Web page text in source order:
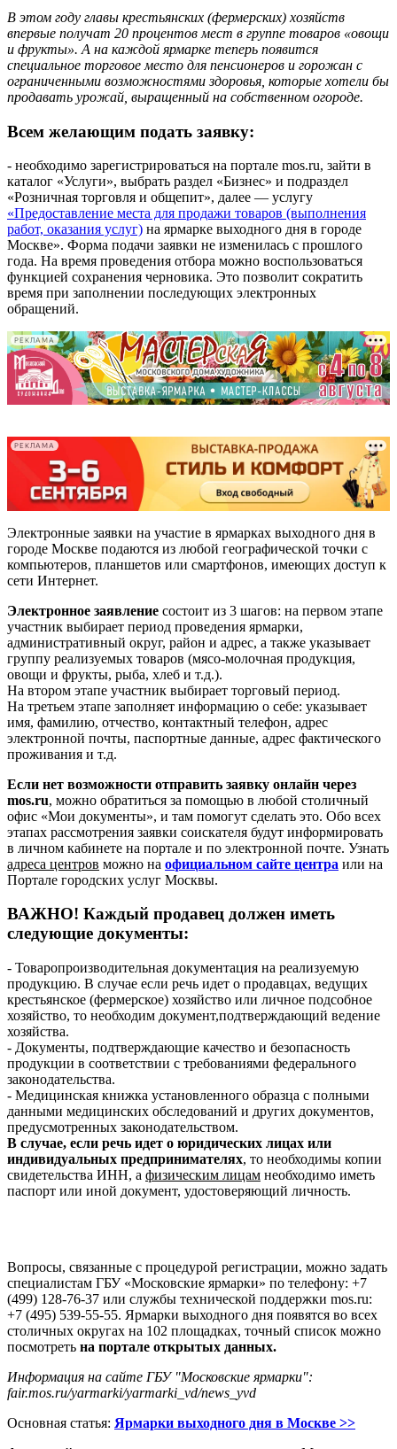
В этом году главы крестьянских (фермерских) хозяйств
впервые получат 20 процентов мест в группе товаров «овощи
и фрукты». А на каждой ярмарке теперь появится
специальное торговое место для пенсионеров и горожан с
ограниченными возможностями здоровья, которые хотели бы
продавать урожай, выращенный на собственном огороде.
Всем желающим подать заявку:
- необходимо зарегистрироваться на портале mos.ru, зайти в
каталог «Услуги», выбрать раздел «Бизнес» и подраздел
«Розничная торговля и общепит», далее — услугу
«Предоставление места для продажи товаров (выполнения
работ, оказания услуг) на ярмарке выходного дня в городе
Москве». Форма подачи заявки не изменилась с прошлого
года. На время проведения отбора можно воспользоваться
функцией сохранения черновика. Это позволит сократить
время при заполнении последующих электронных
обращений.
РЕКЛАМА
РЕКЛАМА
Электронные заявки на участие в ярмарках выходного дня в
городе Москве подаются из любой географической точки с
компьютеров, планшетов или смартфонов, имеющих доступ к
сети Интернет.
Электронное заявление состоит из 3 шагов: на первом этапе
участник выбирает период проведения ярмарки,
административный округ, район и адрес, а также указывает
группу реализуемых товаров (мясо-молочная продукция,
овощи и фрукты, рыба, хлеб и т.д.).
На втором этапе участник выбирает торговый период.
На третьем этапе заполняет информацию о себе: указывает
имя, фамилию, отчество, контактный телефон, адрес
электронной почты, паспортные данные, адрес фактического
проживания и т.д.
Если нет возможности отправить заявку онлайн через
mos.ru, можно обратиться за помощью в любой столичный
офис «Мои документы», и там помогут сделать это. Обо всех
этапах рассмотрения заявки соискателя будут информировать
в личном кабинете на портале и по электронной почте. Узнать
адреса центров можно на официальном сайте центра или на
Портале городских услуг Москвы.
ВАЖНО! Каждый продавец должен иметь
следующие документы:
- Товаропроизводительная документация на реализуемую
продукцию. В случае если речь идет о продавцах, ведущих
крестьянское (фермерское) хозяйство или личное подсобное
хозяйство, то необходим документ,подтверждающий ведение
хозяйства.
- Документы, подтверждающие качество и безопасность
продукции в соответствии с требованиями федерального
законодательства.
- Медицинская книжка установленного образца с полными
данными медицинских обследований и других документов,
предусмотренных законодательством.
В случае, если речь идет о юридических лицах или
индивидуальных предпринимателях, то необходимы копии
свидетельства ИНН, а физическим лицам необходимо иметь
паспорт или иной документ, удостоверяющий личность.
Вопросы, связанные с процедурой регистрации, можно задать
специалистам ГБУ «Московские ярмарки» по телефону: +7
(499) 128-76-37 или службы технической поддержки mos.ru:
+7 (495) 539-55-55. Ярмарки выходного дня появятся во всех
столичных округах на 102 площадках, точный список можно
посмотреть на портале открытых данных.
Информация на сайте ГБУ "Московские ярмарки":
fair.mos.ru/yarmarki/yarmarki_vd/news_yvd
Основная статья: Ярмарки выходного дня в Москве >>